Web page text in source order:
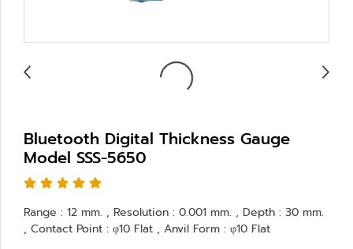
Bluetooth Digital Thickness Gauge
Model SSS-5650
Range : 12 mm. , Resolution : 0.001 mm. , Depth : 30 mm.
, Contact Point : φ10 Flat , Anvil Form : φ10 Flat